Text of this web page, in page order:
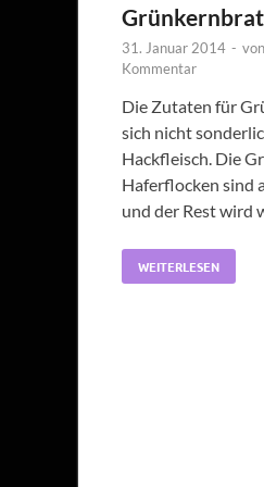
31. Januar 2014 - von
Kommentar
Die Zutaten für
sich nicht
Hackfleisch. Die
Haferflocken sind
und der Rest wird
WEITERLESEN